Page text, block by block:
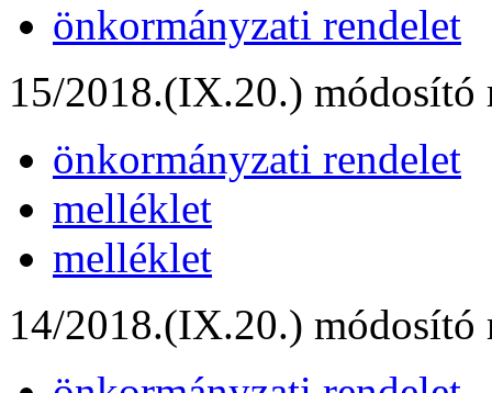
önkormányzati rendelet
15/2018.(IX.20.) módosító
önkormányzati rendelet
melléklet
melléklet
14/2018.(IX.20.) módosító